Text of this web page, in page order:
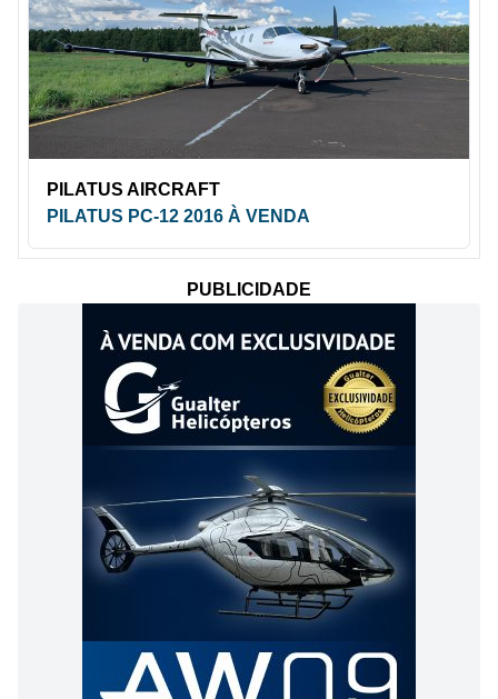
PILATUS AIRCRAFT
PILATUS PC-12 2016 À VENDA
PUBLICIDADE